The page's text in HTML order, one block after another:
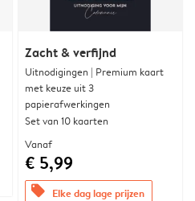
Zacht & verfijnd
Uitnodigingen | Premium kaart
met keuze uit 3
papierafwerkingen
Set van 10 kaarten
Vanaf
€ 5,99
offers Elke dag lage prijzen